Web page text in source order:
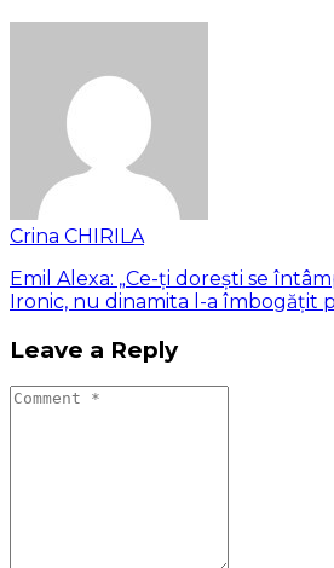
Crina CHIRILA
Emil Alexa: „Ce-ți dorești se
Ironic, nu dinamita l-a îmbogățit
Leave a Reply